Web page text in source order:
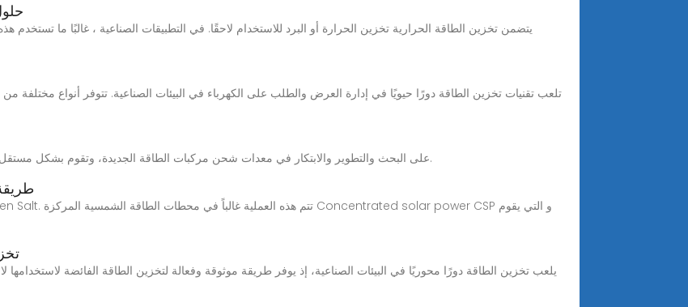
تلعب تقنيات تخزين الطاقة دورًا حيويًا في إدارة العرض والطلب على الكهرباء في البيئات الصناعية. تتوفر أنواع مختلفة
تركز Pingalax على البحث والتطوير والابتكار في معدات شحن مركبات الطاقة الجديدة، وتقوم بشكل مستقل بتطوير الرقائق وأجهزة التحكم وما إلى ذلك.